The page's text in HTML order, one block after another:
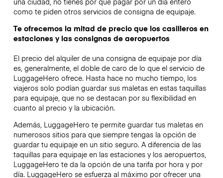
como te piden otros servicios de consigna de equipaje.
Te ofrecemos la mitad de precio que los casilleros en
estaciones y las consignas de aeropuertos
El precio del alquiler de una consigna de equipaje por día
es, generalmente, el doble de caro de lo que el servicio de
LuggageHero ofrece. Hasta hace no mucho tiempo, los
viajeros solo podían guardar sus maletas en estas taquillas
para equipaje, que no se destacan por su flexibilidad en
cuanto al precio y la ubicación.
Además, LuggageHero te permite guardar tus maletas en
numerosos sitios para que siempre tengas la opción de
guardar tu equipaje en un sitio seguro. A diferencia de las
taquillas para equipaje en las estaciones y los aeropuertos,
LuggageHero te da la opción de una tarifa por hora y por
día. LuggageHero se esfuerza al máximo por ofrecer una